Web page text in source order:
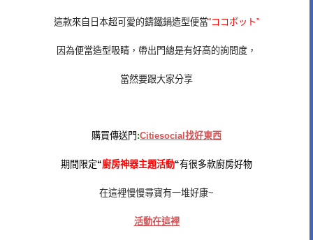
這款來自日本超可愛的鑄鐵鍋造型便當“ココポット”
因為便當造型吸睛，帶出門總是有好高的詢問度，
當然要跟大家分享
購買傳送門 :Citiesocial找好東西
期間限定“廚房神器主題活動“有很多款廚房好物
在這裡慢慢尋寶有一堆好康~
活動在這裡